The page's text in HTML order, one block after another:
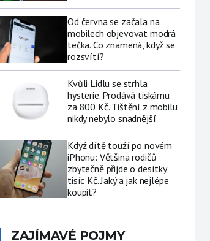
Od června se začala na
mobilech objevovat modrá
tečka. Co znamená, když se
rozsvítí?
Kvůli Lidlu se strhla
hysterie. Prodává tiskárnu
za 800 Kč. Tištění z mobilu
nikdy nebylo snadnější
Když dítě touží po novém
iPhonu: Většina rodičů
zbytečně přijde o desítky
tisíc Kč. Jaký a jak nejlépe
koupit?
ZAJÍMAVÉ POJMY